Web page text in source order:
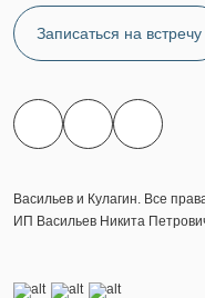
Записаться на встречу
Васильев и Кулагин. Все
ИП Васильев Никита